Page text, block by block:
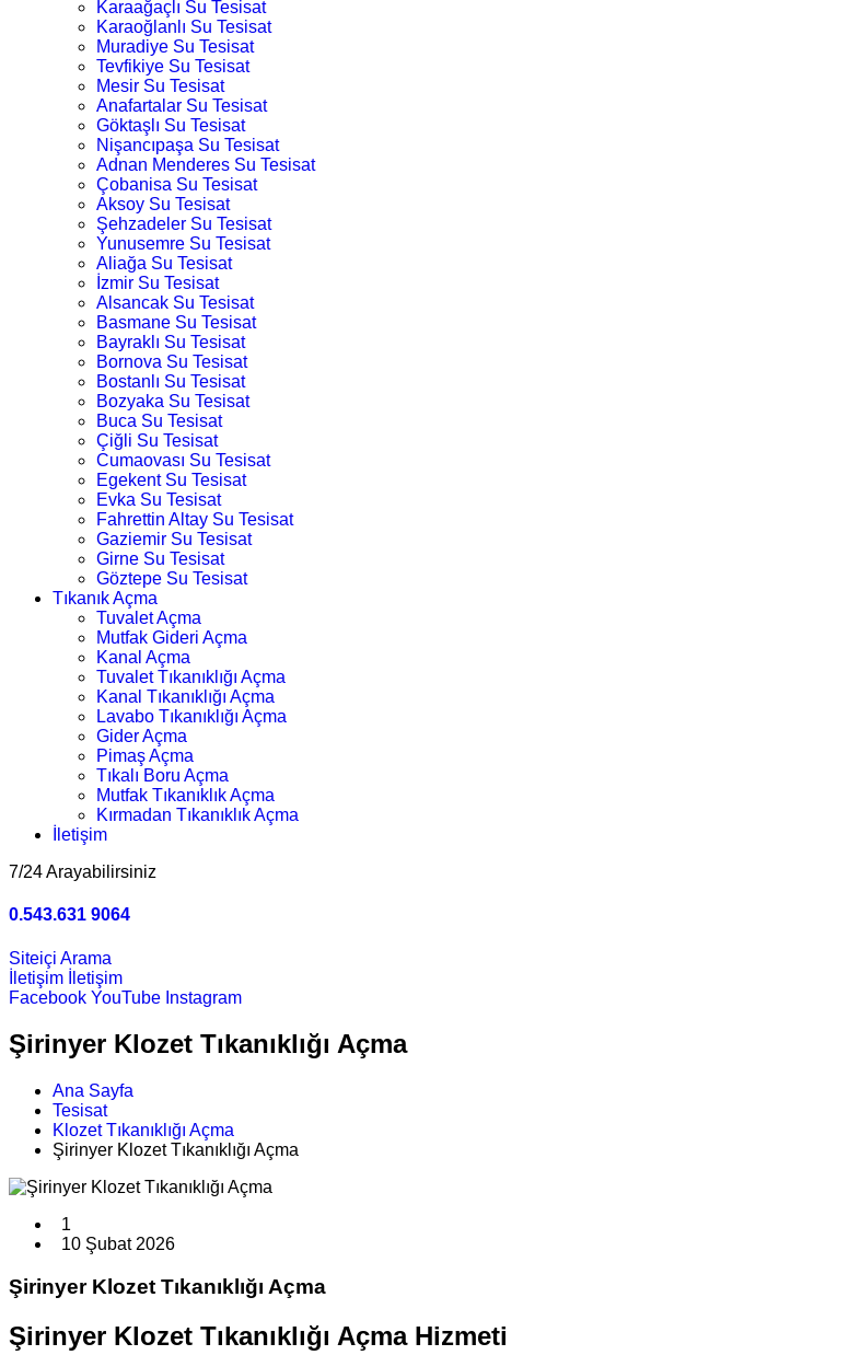
Karaağaçlı Su Tesisat
Karaoğlanlı Su Tesisat
Muradiye Su Tesisat
Tevfikiye Su Tesisat
Mesir Su Tesisat
Anafartalar Su Tesisat
Göktaşlı Su Tesisat
Nişancıpaşa Su Tesisat
Adnan Menderes Su Tesisat
Çobanisa Su Tesisat
Aksoy Su Tesisat
Şehzadeler Su Tesisat
Yunusemre Su Tesisat
Aliağa Su Tesisat
İzmir Su Tesisat
Alsancak Su Tesisat
Basmane Su Tesisat
Bayraklı Su Tesisat
Bornova Su Tesisat
Bostanlı Su Tesisat
Bozyaka Su Tesisat
Buca Su Tesisat
Çiğli Su Tesisat
Cumaovası Su Tesisat
Egekent Su Tesisat
Evka Su Tesisat
Fahrettin Altay Su Tesisat
Gaziemir Su Tesisat
Girne Su Tesisat
Göztepe Su Tesisat
Tıkanık Açma
Tuvalet Açma
Mutfak Gideri Açma
Kanal Açma
Tuvalet Tıkanıklığı Açma
Kanal Tıkanıklığı Açma
Lavabo Tıkanıklığı Açma
Gider Açma
Pimaş Açma
Tıkalı Boru Açma
Mutfak Tıkanıklık Açma
Kırmadan Tıkanıklık Açma
İletişim
7/24 Arayabilirsiniz
0.543.631 9064
Siteiçi Arama
İletişim
İletişim
Facebook YouTube Instagram
Şirinyer Klozet Tıkanıklığı Açma
Ana Sayfa
Tesisat
Klozet Tıkanıklığı Açma
Şirinyer Klozet Tıkanıklığı Açma
1
10 Şubat 2026
Şirinyer Klozet Tıkanıklığı Açma
Şirinyer Klozet Tıkanıklığı Açma Hizmeti